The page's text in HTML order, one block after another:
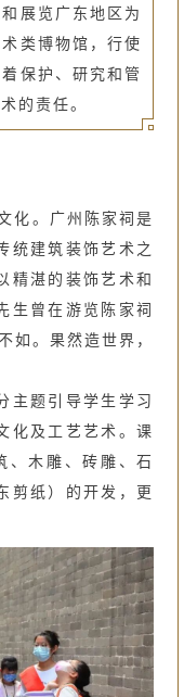
展览广东地区为
类博物馆，行使
保护、研究和管
的责任。
化。广州陈家祠是
统建筑装饰艺术之
精湛的装饰艺术和
生曾在游览陈家祠
如。果然造世界，
主题引导学生学习
化及工艺艺术。课
、木雕、砖雕、石
剪纸）的开发，更